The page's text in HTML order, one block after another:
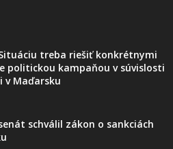
treba riešiť konkrétnymi
politickou kampaňou v súvislosti
v Maďarsku
schválil zákon o sankciách